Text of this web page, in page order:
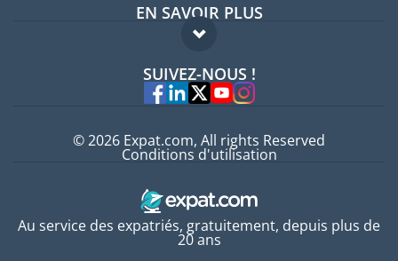
Guides pays
EN SAVOIR PLUS
FAQ
Experts
SUIVEZ-NOUS !
Au service des expatriés, gratuitement, depuis plus de
20 ans
© 2026 Expat.com, All rights Reserved
Conditions d'utilisation